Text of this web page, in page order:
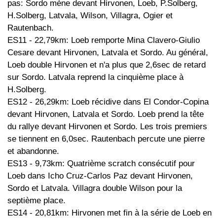
pas: Sordo mène devant Hirvonen, Loeb, P.Solberg,
H.Solberg, Latvala, Wilson, Villagra, Ogier et
Rautenbach.
ES11 - 22,79km: Loeb remporte Mina Clavero-Giulio
Cesare devant Hirvonen, Latvala et Sordo. Au général,
Loeb double Hirvonen et n'a plus que 2,6sec de retard
sur Sordo. Latvala reprend la cinquième place à
H.Solberg.
ES12 - 26,29km: Loeb récidive dans El Condor-Copina
devant Hirvonen, Latvala et Sordo. Loeb prend la tête
du rallye devant Hirvonen et Sordo. Les trois premiers
se tiennent en 6,0sec. Rautenbach percute une pierre
et abandonne.
ES13 - 9,73km: Quatrième scratch consécutif pour
Loeb dans Icho Cruz-Carlos Paz devant Hirvonen,
Sordo et Latvala. Villagra double Wilson pour la
septième place.
ES14 - 20,81km: Hirvonen met fin à la série de Loeb en